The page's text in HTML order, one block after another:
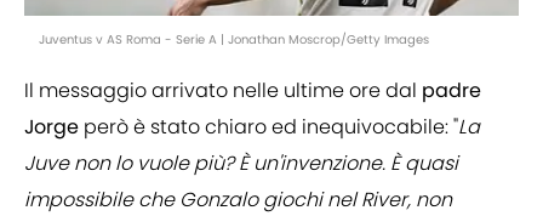
Juventus v AS Roma - Serie A | Jonathan Moscrop/Getty Images
Il messaggio arrivato nelle ultime ore dal padre
Jorge però è stato chiaro ed inequivocabile: "La
Juve non lo vuole più? È un'invenzione. È quasi
impossibile che Gonzalo giochi nel River, non